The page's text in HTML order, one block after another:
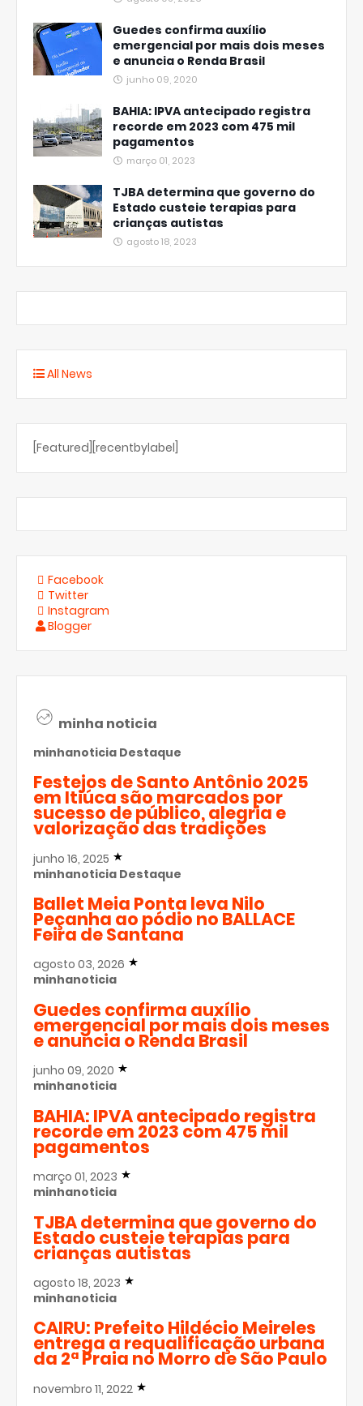
Guedes confirma auxílio
emergencial por mais dois meses
e anuncia o Renda Brasil
junho 09, 2020
BAHIA: IPVA antecipado registra
recorde em 2023 com 475 mil
pagamentos
março 01, 2023
TJBA determina que governo do
Estado custeie terapias para
crianças autistas
agosto 18, 2023
All News
[Featured][recentbylabel]
Facebook
Twitter
Instagram
Blogger
minha noticia
minhanoticia Destaque
Festejos de Santo Antônio 2025
em Itiúca são marcados por
sucesso de público, alegria e
valorização das tradições
junho 16, 2025
minhanoticia Destaque
Ballet Meia Ponta leva Nilo
Peçanha ao pódio no BALLACE
Feira de Santana
agosto 03, 2026
minhanoticia
Guedes confirma auxílio
emergencial por mais dois meses
e anuncia o Renda Brasil
junho 09, 2020
minhanoticia
BAHIA: IPVA antecipado registra
recorde em 2023 com 475 mil
pagamentos
março 01, 2023
minhanoticia
TJBA determina que governo do
Estado custeie terapias para
crianças autistas
agosto 18, 2023
minhanoticia
CAIRU: Prefeito Hildécio Meireles
entrega a requalificação urbana
da 2ª Praia no Morro de São Paulo
novembro 11, 2022